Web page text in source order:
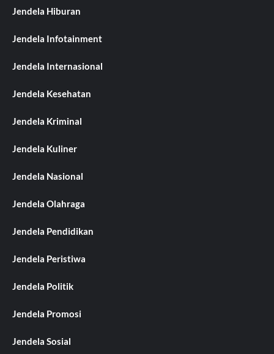
Jendela Hiburan
Jendela Infotainment
Jendela Internasional
Jendela Kesehatan
Jendela Kriminal
Jendela Kuliner
Jendela Nasional
Jendela Olahraga
Jendela Pendidikan
Jendela Peristiwa
Jendela Politik
Jendela Promosi
Jendela Sosial